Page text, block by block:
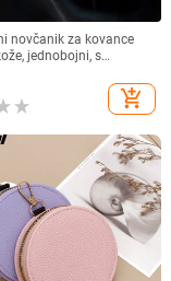
novčanik za kovance
jednobojni, s
add_shopping_cart